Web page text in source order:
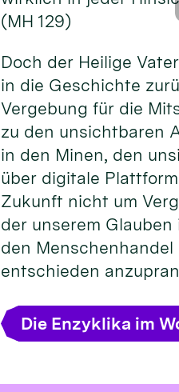
(MH 129)
Doch der Heilige
in die Geschichte
Vergebung für die
zu den unsichtbaren
in den Minen, den
über digitale
Zukunft nicht um
der unserem
den
entschieden
Die Enzyklika im